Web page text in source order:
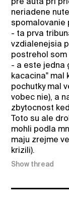
neriadene
spomalovanie
- ta prva
vzdialenejsia
postrehol som
- a este jedna
kacacina" mal
pochutky mal
vobec nie), a
zbytocnost
Toto su ale
mohli podla
maju zrejme
krizili).
Show thread